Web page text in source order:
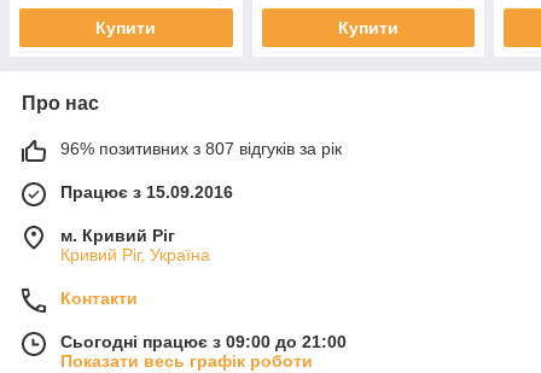
Купити Купити
Про нас
96% позитивних з 807 відгуків за рік
Працює з 15.09.2016
м. Кривий Ріг
Кривий Ріг, Україна
Контакти
Сьогодні працює з 09:00 до 21:00
Показати весь графік роботи